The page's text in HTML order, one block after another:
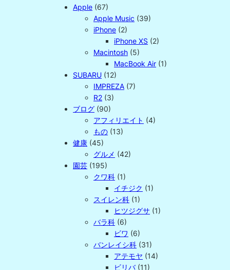
Apple (67)
Apple Music (39)
iPhone (2)
iPhone XS (2)
Macintosh (5)
MacBook Air (1)
SUBARU (12)
IMPREZA (7)
R2 (3)
ブログ (90)
アフィリエイト (4)
もの (13)
健康 (45)
グルメ (42)
園芸 (195)
クワ科 (1)
イチジク (1)
スイレン科 (1)
ヒツジグサ (1)
バラ科 (6)
ビワ (6)
バンレイシ科 (31)
アテモヤ (14)
ビリバ(11)